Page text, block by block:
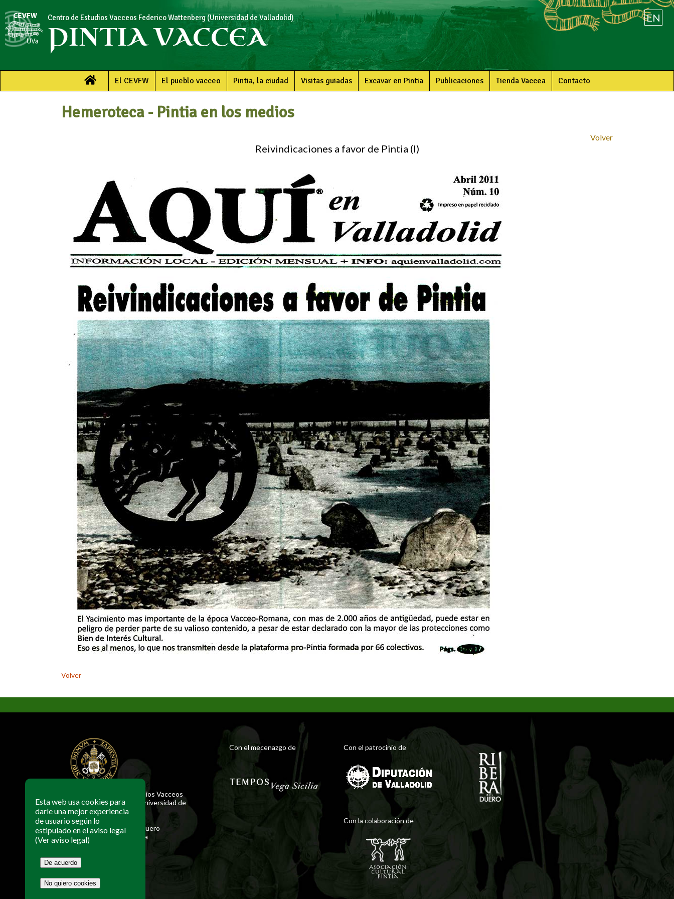
Esta web usa cookies para
darle una mejor experiencia
de usuario según lo
estipulado en el aviso legal
(Ver aviso legal)
De acuerdo
No quiero cookies
EN
Centro de Estudios Vacceos Federico Wattenberg (Universidad de Valladolid)
PINTIA VACCEA
El CEVFW El pueblo vacceo Pintia, la ciudad Visitas guiadas Excavar en Pintia Publicaciones Tienda Vaccea Contacto
Hemeroteca - Pintia en los medios
Volver
Reivindicaciones a favor de Pintia (I)
Volver
© 2026 Centro de Estudios Vacceos
Federico Wattenberg (Universidad de
Valladolid)
c/ Real, s/n. - Padilla de Duero
47314 Valladolid - España
Tel. +34 983 881 240
Aviso legal
Con el mecenazgo de Con el patrocinio de
Con la colaboración de